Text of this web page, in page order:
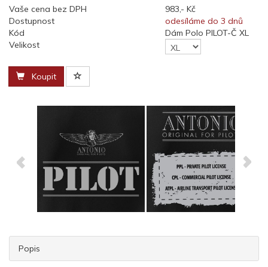
Vaše cena bez DPH
983,- Kč
Dostupnost
odesíláme do 3 dnů
Kód
Dám Polo PILOT-Č XL
Velikost
Koupit
Popis